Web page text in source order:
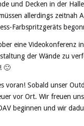
und Decken in der
allerdings
Farbspritzgeräts
eine
der Wände zu
🙂
voran! Sobald unser
vor Ort. Wir freuen
beginnen und wir